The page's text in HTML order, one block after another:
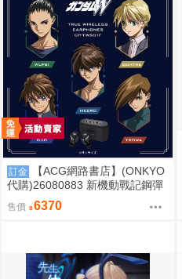
訂金
【ACG網路書店】(ONKYO
代購)26080883 新機動戰記鋼彈
W 聯名耳機 CP-TWS01F
售價 6370